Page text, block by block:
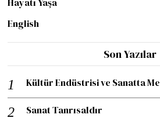
English
Son Yazılar
Kültür Endüstrisi ve Sanatta
Sanat Tanrısaldır